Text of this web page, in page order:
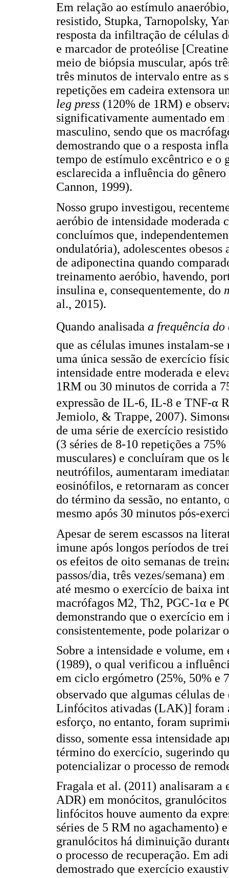
Em relação ao estímulo
resistido, Stupka, Tarnopolsky,
resposta da infiltração de células
e marcador de proteólise
meio de biópsia muscular, após
três minutos de intervalo entre as
repetições em cadeira extensora
leg press (120% de 1RM) e
significativamente aumentado em
masculino, sendo que os
demostrando que o a resposta
tempo de estímulo excêntrico e o
esclarecida a influência do
Cannon, 1999).
Nosso grupo investigou,
aeróbio de intensidade moderada
concluímos que,
ondulatória), adolescentes obesos
de adiponectina quando
treinamento aeróbio, havendo,
insulina e, consequentemente, do
al., 2015).
Quando analisada a frequência
que as células imunes instalam-
uma única sessão de exercício
intensidade entre moderada e
1RM ou 30 minutos de corrida a
expressão de IL-6, IL-8 e TNF-α
Jemiolo, & Trappe, 2007).
de uma série de exercício
(3 séries de 8-10 repetições a
musculares) e concluíram que os
neutrófilos, aumentaram
eosinófilos, e retornaram as
do término da sessão, no entanto,
mesmo após 30 minutos pós-
Apesar de serem escassos na
imune após longos períodos de
os efeitos de oito semanas de
passos/dia, três vezes/semana)
até mesmo o exercício de baixa
macrófagos M2, Th2, PGC-1α e
demonstrando que o exercício
consistentemente, pode polarizar
Sobre a intensidade e volume, em
(1989), o qual verificou a
em ciclo ergómetro (25%, 50% e
observado que algumas células de
Linfócitos ativadas (LAK)] foram
esforço, no entanto, foram
disso, somente essa intensidade
término do exercício, sugerindo
potencializar o processo de
Fragala et al. (2011) analisaram a
ADR) em monócitos,
linfócitos houve aumento da
séries de 5 RM no agachamento)
granulócitos há diminuição
o processo de recuperação. Em
demostrado que exercício